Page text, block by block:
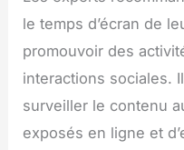
le temps d’écran de
promouvoir des
interactions sociales.
surveiller le contenu
exposés en ligne et